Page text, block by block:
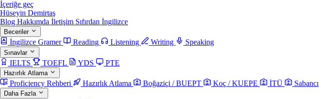
İçeriğe geç
Hüseyin Demirtaş
Blog Hakkımda İletişim Sıfırdan İngilizce
Beceriler
İngilizce Gramer Reading Listening Writing Speaking
Sınavlar
IELTS TOEFL YDS PTE
Hazırlık Atlama
Proficiency Rehberi Hazırlık Atlama Boğaziçi / BUEPT Koç / KUEPE İTÜ Sabancı
Daha Fazla